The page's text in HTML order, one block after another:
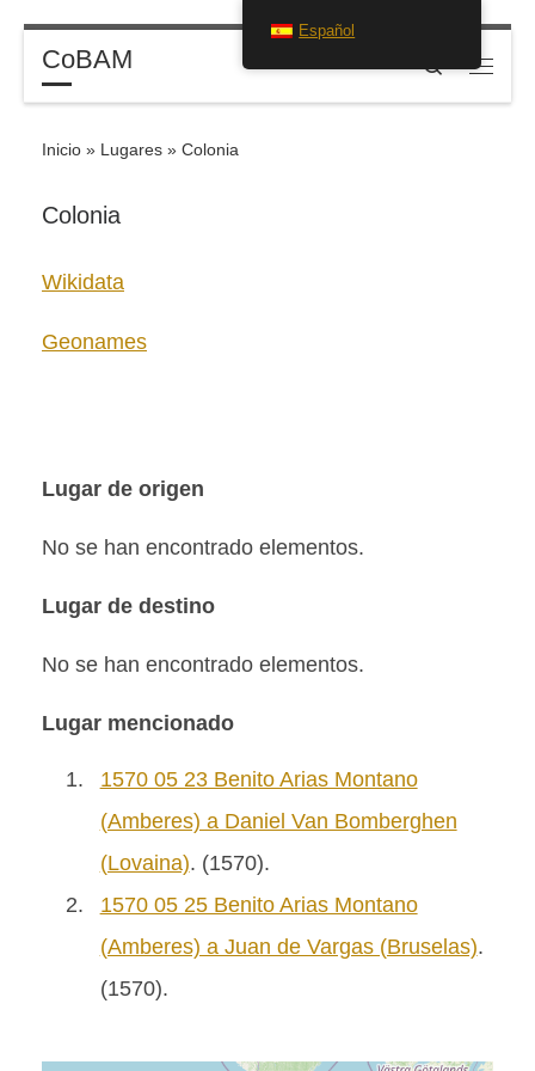
Saltar al contenido
CoBAM
Search
Inicio » Lugares » Colonia
Colonia
Wikidata
Geonames
Lugar de origen
No se han encontrado elementos.
Lugar de destino
No se han encontrado elementos.
Lugar mencionado
1.
1570 05 23 Benito Arias Montano
(Amberes) a Daniel Van Bomberghen
(Lovaina). (1570).
2.
1570 05 25 Benito Arias Montano
(Amberes) a Juan de Vargas (Bruselas).
(1570).
Español